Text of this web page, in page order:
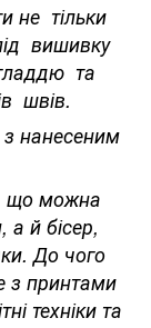
не тільки
вишивку
та
швів.
нанесеним
що можна
а й бісер,
До чого
з принтами
техніки та